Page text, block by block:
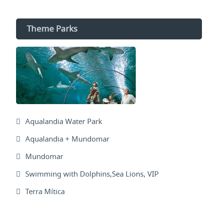
Theme Parks
Aqualandia Water Park
Aqualandia + Mundomar
Mundomar
Swimming with Dolphins,Sea Lions, VIP
Terra Mítica